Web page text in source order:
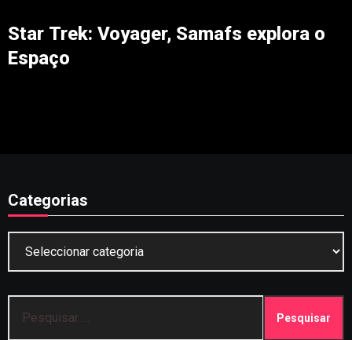
Star Trek: Voyager, Samafs explora o
Espaço
Categorias
por: